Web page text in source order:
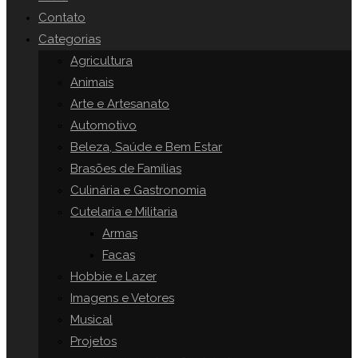
Contato
Categorias
Agricultura
Animais
Arte e Artesanato
Automotivo
Beleza, Saúde e Bem Estar
Brasões de Famílias
Culinária e Gastronomia
Cutelaria e Militaria
Armas
Facas
Hobbie e Lazer
Imagens e Vetores
Musical
Projetos